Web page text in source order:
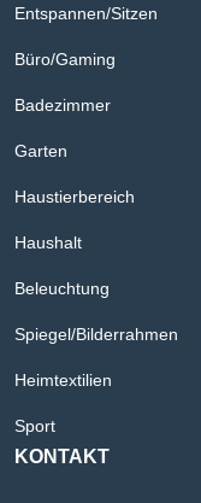
Entspannen/Sitzen
Büro/Gaming
Badezimmer
Garten
Haustierbereich
Haushalt
Beleuchtung
Spiegel/Bilderrahmen
Heimtextilien
Sport
KONTAKT